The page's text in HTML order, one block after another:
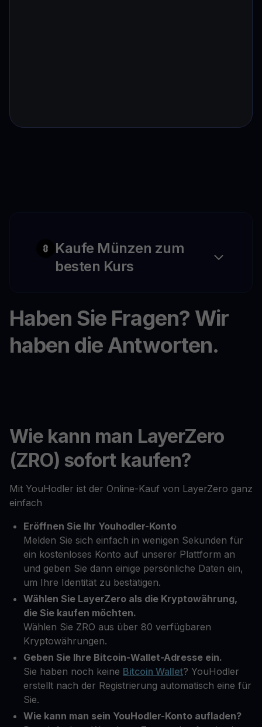
Kaufe Münzen zum
besten Kurs
Haben Sie Fragen? Wir
haben die Antworten.
Wie kann man LayerZero
(ZRO) sofort kaufen?
Mit YouHodler ist der Online-Kauf von LayerZero ganz
einfach
Eröffnen Sie Ihr Youhodler-Konto
Melden Sie sich einfach in wenigen Sekunden für
ein kostenloses Konto auf unserer Plattform an
und geben Sie dann einige persönliche Daten ein,
um Ihre Identität zu bestätigen.
Wählen Sie LayerZero als die Kryptowährung,
die Sie kaufen möchten.
Wählen Sie ZRO aus über 80 verfügbaren
Kryptowährungen.
Geben Sie Ihre Bitcoin-Wallet-Adresse ein.
Sie haben noch keine Bitcoin Wallet? YouHodler
erstellt nach der Registrierung automatisch eine für
Sie.
Wie kann man sein YouHodler-Konto aufladen?